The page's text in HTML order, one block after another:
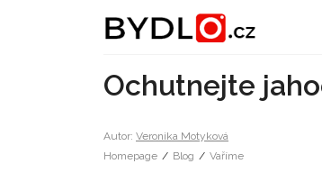
Ochutnejte
Autor: Veronika Motyková
Homepage / Blog / Vaříme